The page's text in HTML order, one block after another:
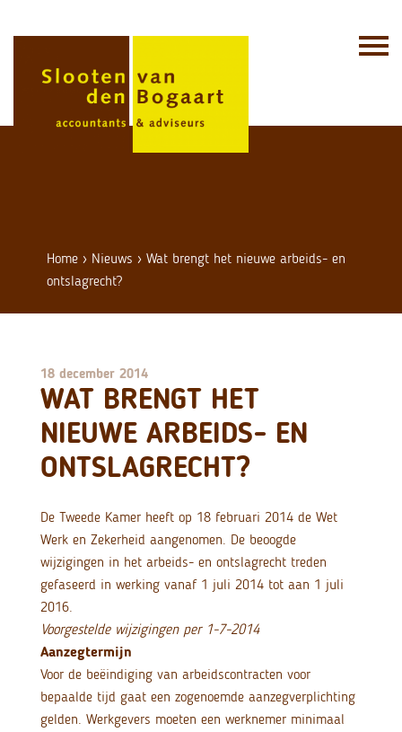
Home › Nieuws ›Wat brengt het nieuwe arbeids- en
ontslagrecht?
18 december 2014
WAT BRENGT HET
NIEUWE ARBEIDS- EN
ONTSLAGRECHT?
De Tweede Kamer heeft op 18 februari 2014 de Wet
Werk en Zekerheid aangenomen. De beoogde
wijzigingen in het arbeids- en ontslagrecht treden
gefaseerd in werking vanaf 1 juli 2014 tot aan 1 juli
2016.
Voorgestelde wijzigingen per 1-7-2014
Aanzegtermijn
Voor de beëindiging van arbeidscontracten voor
bepaalde tijd gaat een zogenoemde aanzegverplichting
gelden. Werkgevers moeten een werknemer minimaal